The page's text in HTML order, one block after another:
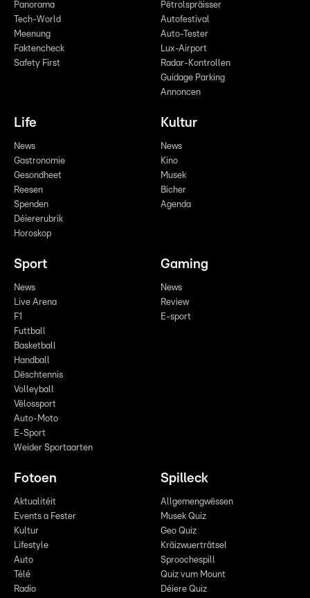
Panorama
Tech-World
Meenung
Faktencheck
Safety First
Pëtrolspräisser
Autofestival
Auto-Tester
Lux-Airport
Radar-Kontrollen
Guidage Parking
Annoncen
Life
News
Gastronomie
Gesondheet
Reesen
Spenden
Déiererubrik
Horoskop
Kultur
News
Kino
Musek
Bicher
Agenda
Sport
News
Live Arena
F1
Futtball
Basketball
Handball
Dëschtennis
Volleyball
Vëlossport
Auto-Moto
E-Sport
Weider Sportaarten
Gaming
News
Review
E-sport
Fotoen
Aktualitéit
Events a Fester
Kultur
Lifestyle
Auto
Télé
Radio
Spilleck
Allgemengwëssen
Musek Quiz
Geo Quiz
Kräizwuerträtsel
Sproochespill
Quiz vum Mount
Déiere Quiz